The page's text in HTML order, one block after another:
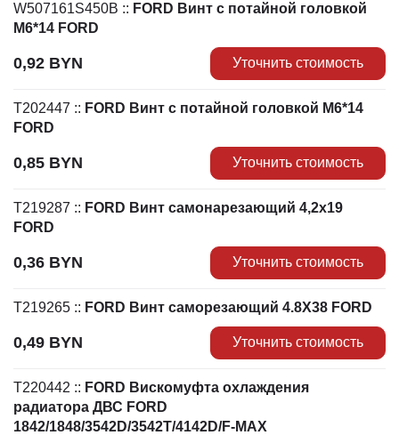
W507161S450B :: FORD Винт с потайной головкой
M6*14 FORD
0,92 BYN Уточнить стоимость
T202447 :: FORD Винт с потайной головкой M6*14
FORD
0,85 BYN Уточнить стоимость
T219287 :: FORD Винт самонарезающий 4,2х19
FORD
0,36 BYN Уточнить стоимость
T219265 :: FORD Винт саморезающий 4.8X38 FORD
0,49 BYN Уточнить стоимость
T220442 :: FORD Вискомуфта охлаждения
радиатора ДВС FORD
1842/1848/3542D/3542T/4142D/F-MAX